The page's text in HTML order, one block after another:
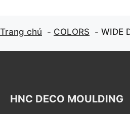
Trang chủ COLORS WIDE
HNC DECO MOULDING